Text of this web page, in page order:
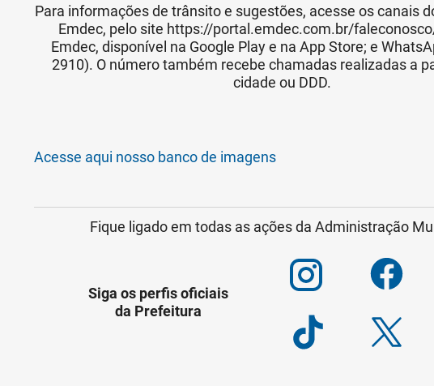
Para informações de trânsito e sugestões, acesse os canais
Emdec, pelo site https://portal.emdec.com.br/
Emdec, disponível na Google Play e na App Store; e
2910). O número também recebe chamadas realizadas a
cidade ou DDD.
Acesse aqui nosso banco de imagens
Fique ligado em todas as ações da Administração
Siga os perfis oficiais
da Prefeitura